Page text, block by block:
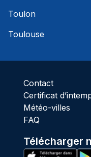
Toulon
Toulouse
Contact
Certificat
Météo-villes
FAQ
Télécharger